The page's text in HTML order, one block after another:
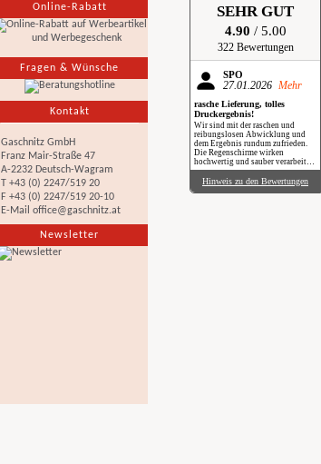
SEHR GUT
4.90 / 5.00
322 Bewertungen
SPÖ
27.01.2026 Mehr
rasche Lieferung, tolles
Druckergebnis!
Wir sind mit der raschen und
reibungslosen Abwicklung und
dem Ergebnis rundum zufrieden.
Die Regenschirme wirken
hochwertig und sauber verarbeitet.
Besonders positiv: Der Druck ist
gestochen scharf, farbintensiv und
auch bei genauerem Hinsehen sehr
Hinweis zu den Bewertungen
Online-Rabatt
Fragen & Wünsche
Kontakt
Gaschnitz GmbH
Franz Mair-Straße 47
A-2232 Deutsch-Wagram
T +43 (0) 2247/519 20
F +43 (0) 2247/519 20-10
E-Mail office@gaschnitz.at
Newsletter